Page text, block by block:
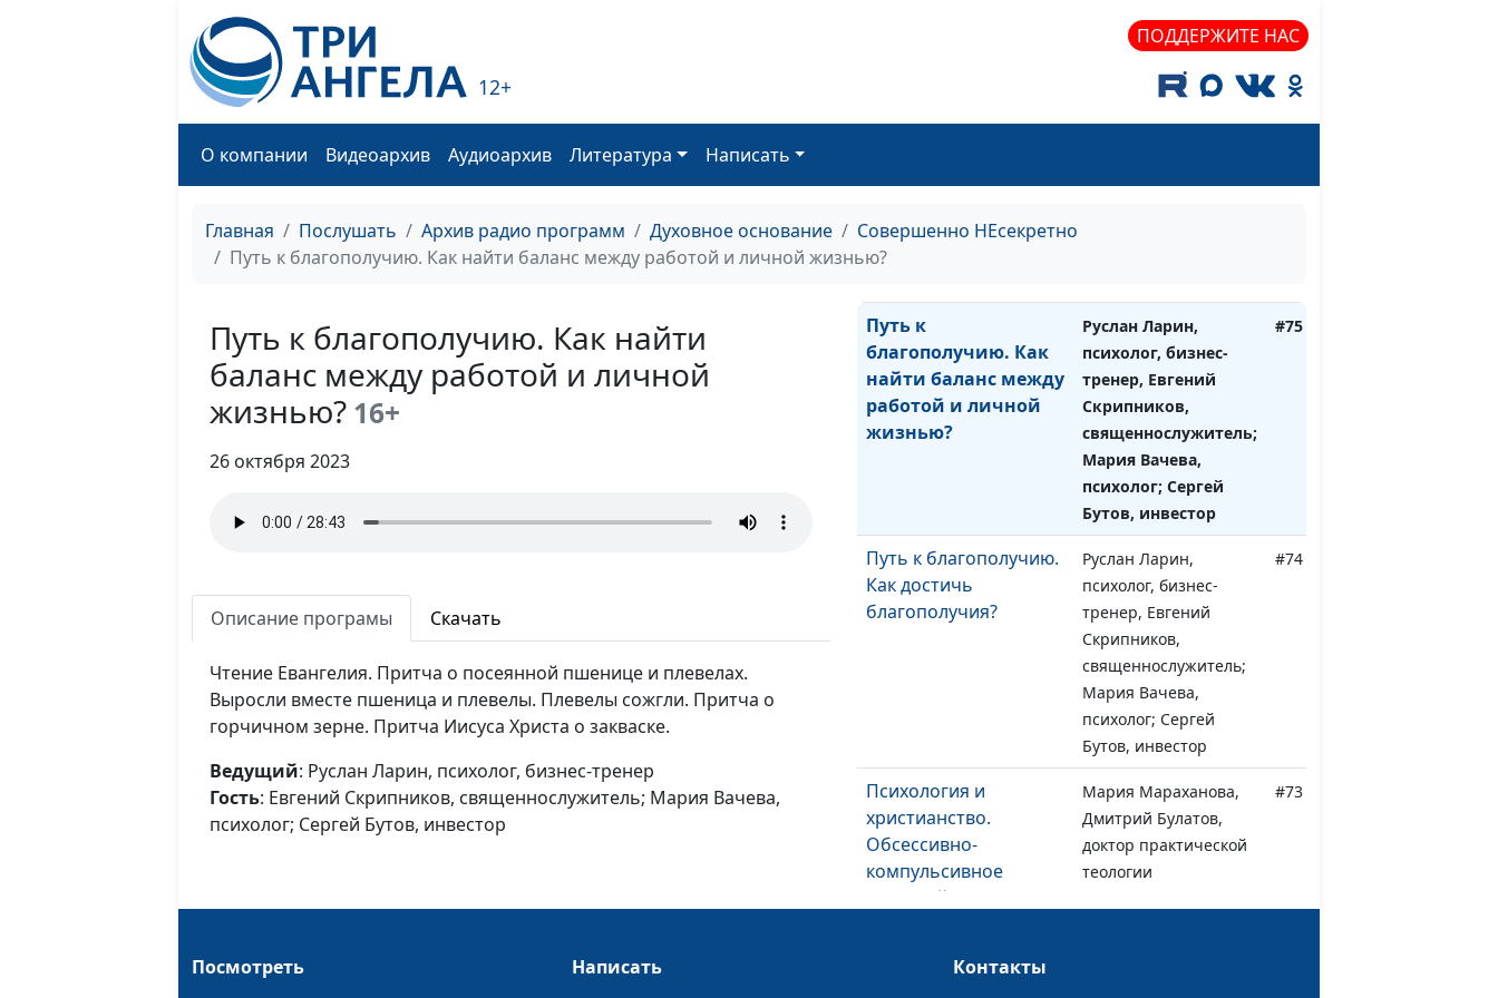
12+
ПОДДЕРЖИТЕ НАС
О компании Видеоархив Аудиоархив Литература Написать
Главная Послушать Архив радио программ Духовное основание
Совершенно НЕсекретно
Путь к благополучию. Как найти баланс между работой и личной жизнью?
Путь к благополучию. Как найти
баланс между работой и личной
жизнью? 16+
26 октября 2023
Описание програмы Скачать
Чтение Евангелия. Притча о посеянной пшенице и плевелах.
Выросли вместе пшеница и плевелы. Плевелы сожгли. Притча о
горчичном зерне. Притча Иисуса Христа о закваске.
Ведущий: Руслан Ларин, психолог, бизнес-тренер
Гость: Евгений Скрипников, священнослужитель; Мария Вачева,
психолог; Сергей Бутов, инвестор
психолог; Сергей
Бутов, инвестор
Как психическое
Руслан Ларин,
психолог, бизнес-
#76
Путь к
благополучию. Как
найти баланс между
работой и личной
жизнью?
Руслан Ларин,
психолог, бизнес-
тренер, Евгений
Скрипников,
священнослужитель;
Мария Вачева,
психолог; Сергей
Бутов, инвестор
#75
Путь к благополучию.
Как достичь
благополучия?
Руслан Ларин,
психолог, бизнес-
тренер, Евгений
Скрипников,
священнослужитель;
Мария Вачева,
психолог; Сергей
Бутов, инвестор
#74
Психология и
христианство.
Обсессивно-
компульсивное
расстройство
Мария Мараханова,
Дмитрий Булатов,
доктор практической
теологии
#73
христианство. Уровни
Посмотреть Написать Контакты